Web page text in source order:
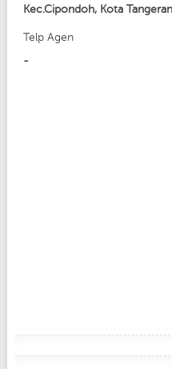
Kec.Cipondoh, Kota
Telp Agen
-